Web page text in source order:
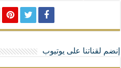
إنضم لقناتنا على يوتيوب